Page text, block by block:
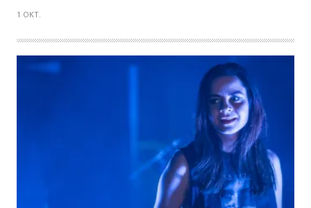
1 OKT.